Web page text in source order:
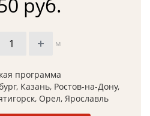
м
программа
Казань, Ростов-на-Дону,
Орел, Ярославль